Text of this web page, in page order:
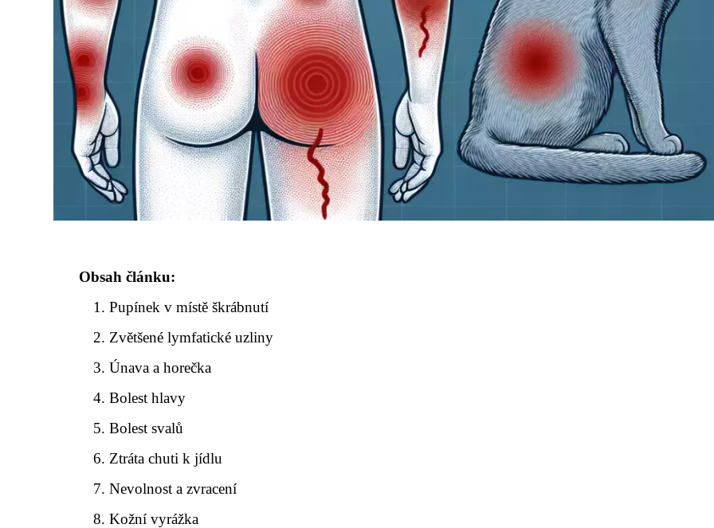
Obsah článku:
Pupínek v místě škrábnutí
Zvětšené lymfatické uzliny
Únava a horečka
Bolest hlavy
Bolest svalů
Ztráta chuti k jídlu
Nevolnost a zvracení
Kožní vyrážka